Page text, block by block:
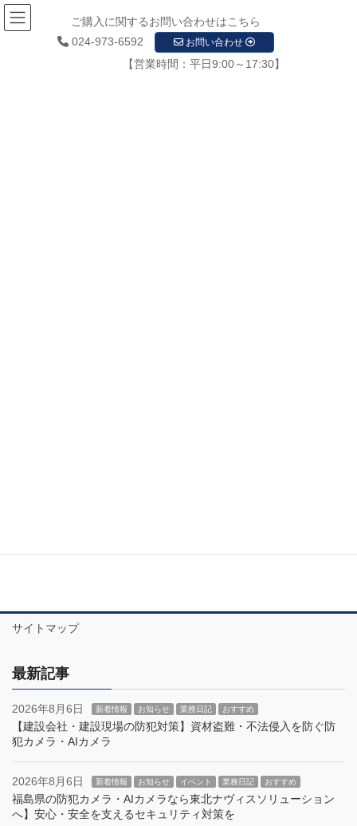
ご購入に関するお問い合わせはこちら
024-973-6592
お問い合わせ
【営業時間：平日9:00～17:30】
サイトマップ
最新記事
2026年8月6日 新着情報 お知らせ 業務日記 おすすめ
【建設会社・建設現場の防犯対策】資材盗難・不法侵入を防ぐ防
犯カメラ・AIカメラ
2026年8月6日 新着情報 お知らせ イベント 業務日記 おすすめ
福島県の防犯カメラ・AIカメラなら東北ナヴィスソリューション
へ】安心・安全を支えるセキュリティ対策を